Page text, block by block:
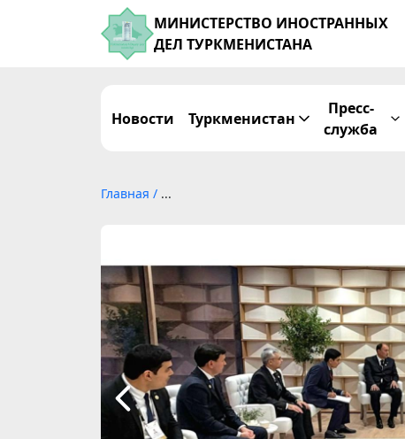
МИНИСТЕРСТВО ИНОСТРАННЫХ
ДЕЛ ТУРКМЕНИСТАНА
Новости Туркменистан
Пресс-
служба
Главная / ...